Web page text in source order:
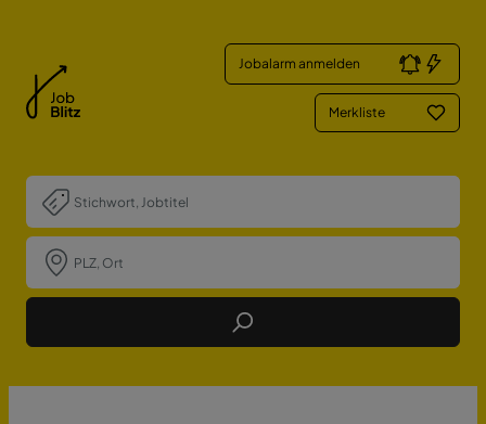
Jobalarm anmelden
Merkliste
Job Finden